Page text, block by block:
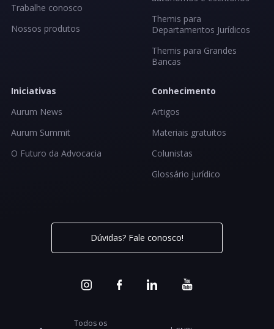
Trabalhe conosco
Nossos produtos
Themis para
Departamentos Jurídicos
Themis para Grandes
Bancas
Iniciativas
Aurum News
Aurum Summit
O Futuro da Advocacia
Conhecimento
Artigos
Materiais gratuitos
Colunistas
Glossário jurídico
Dúvidas? Fale conosco!
Todos os